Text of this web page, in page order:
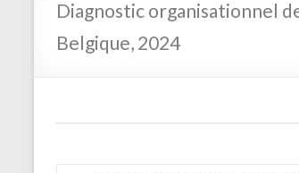
Diagnostic organisationnel
Belgique, 2024